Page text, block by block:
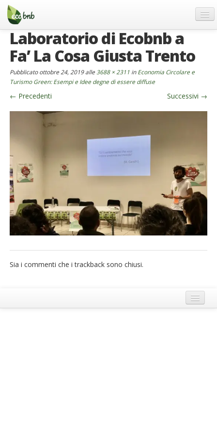
Menu
Salta
contenuto
Blog
Offerte Speciali
Regali
FAQ
Chi Siamo
Contatti
German
Spanish
Italiano
Laboratorio di Ecobnb a
Fa’ La Cosa Giusta Trento
Pubblicatoottobre 24, 2019alle 3688 × 2311 inEconomia Circolare e
Turismo Green: Esempi e Idee degne di essere diffuse
← Precedenti Successivi →
Sia i commenti che i trackback sono chiusi.